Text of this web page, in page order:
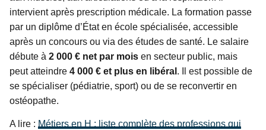
intervient après prescription médicale. La formation passe
par un diplôme d’État en école spécialisée, accessible
après un concours ou via des études de santé. Le salaire
débute à 2 000 € net par mois en secteur public, mais
peut atteindre 4 000 € et plus en libéral . Il est possible de
se spécialiser (pédiatrie, sport) ou de se reconvertir en
ostéopathe.
A lire : Métiers en H : liste complète des professions qui